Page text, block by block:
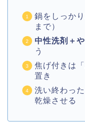
鍋をしっか
まで）
中性洗剤＋
う
焦げ付きは
置き
洗い終わった
乾燥させる